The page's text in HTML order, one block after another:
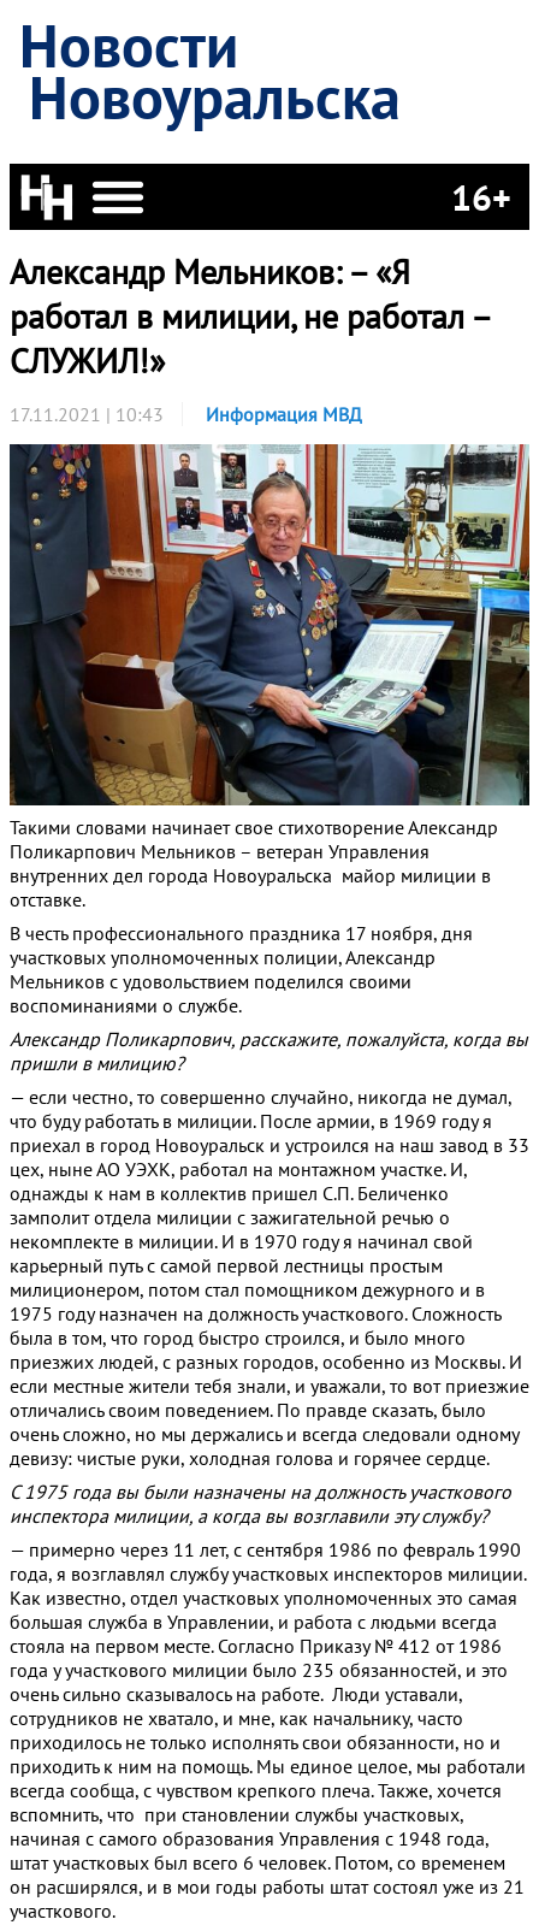
Новости
Новоуральска
16+
Александр Мельников: – «Я
работал в милиции, не работал –
СЛУЖИЛ!»
17.11.2021 | 10:43 Информация МВД
Такими словами начинает свое стихотворение Александр
Поликарпович Мельников – ветеран Управления
внутренних дел города Новоуральска майор милиции в
отставке.
В честь профессионального праздника 17 ноября, дня
участковых уполномоченных полиции, Александр
Мельников с удовольствием поделился своими
воспоминаниями о службе.
Александр Поликарпович, расскажите, пожалуйста, когда вы
пришли в милицию?
— если честно, то совершенно случайно, никогда не думал,
что буду работать в милиции. После армии, в 1969 году я
приехал в город Новоуральск и устроился на наш завод в 33
цех, ныне АО УЭХК, работал на монтажном участке. И,
однажды к нам в коллектив пришел С.П. Беличенко
замполит отдела милиции с зажигательной речью о
некомплекте в милиции. И в 1970 году я начинал свой
карьерный путь с самой первой лестницы простым
милиционером, потом стал помощником дежурного и в
1975 году назначен на должность участкового. Сложность
была в том, что город быстро строился, и было много
приезжих людей, с разных городов, особенно из Москвы. И
если местные жители тебя знали, и уважали, то вот приезжие
отличались своим поведением. По правде сказать, было
очень сложно, но мы держались и всегда следовали одному
девизу: чистые руки, холодная голова и горячее сердце.
С 1975 года вы были назначены на должность участкового
инспектора милиции, а когда вы возглавили эту службу?
— примерно через 11 лет, с сентября 1986 по февраль 1990
года, я возглавлял службу участковых инспекторов милиции.
Как известно, отдел участковых уполномоченных это самая
большая служба в Управлении, и работа с людьми всегда
стояла на первом месте. Согласно Приказу № 412 от 1986
года у участкового милиции было 235 обязанностей, и это
очень сильно сказывалось на работе. Люди уставали,
сотрудников не хватало, и мне, как начальнику, часто
приходилось не только исполнять свои обязанности, но и
приходить к ним на помощь. Мы единое целое, мы работали
всегда сообща, с чувством крепкого плеча. Также, хочется
вспомнить, что при становлении службы участковых,
начиная с самого образования Управления с 1948 года,
штат участковых был всего 6 человек. Потом, со временем
он расширялся, и в мои годы работы штат состоял уже из 21
участкового.